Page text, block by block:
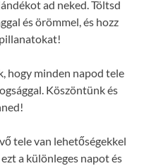
ad neked. Töltsd
és örömmel, és hozz
hogy minden napod tele
Köszöntünk és
tele van lehetőségekkel
a különleges napot és